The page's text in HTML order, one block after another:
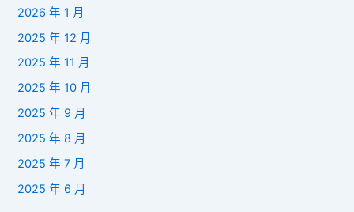
2026 年 1 月
2025 年 12 月
2025 年 11 月
2025 年 10 月
2025 年 9 月
2025 年 8 月
2025 年 7 月
2025 年 6 月